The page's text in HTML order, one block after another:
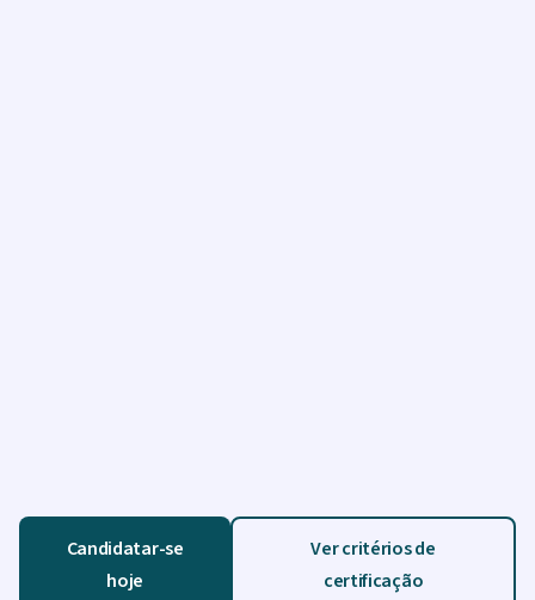
Candidatar-se
hoje
Ver critérios de
certificação